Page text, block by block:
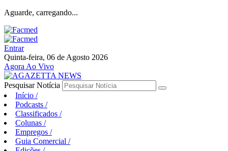
Aguarde, carregando...
Entrar
Quinta-feira, 06 de Agosto 2026
Agora Ao Vivo
Pesquisar Notícia
Início /
Podcasts /
Classificados /
Colunas /
Empregos /
Guia Comercial /